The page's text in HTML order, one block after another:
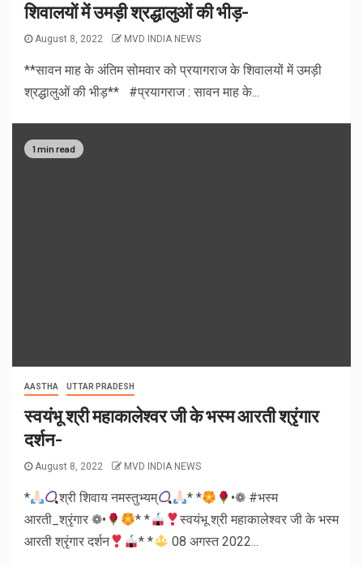
शिवालयों में उमड़ी श्रद्धालुओं की भीड़-
August 8, 2022 MVD INDIA NEWS
**सावन माह के अंतिम सोमवार को प्रयागराज के शिवालयों में उमड़ी
श्रद्धालुओं की भीड़** #प्रयागराज : सावन माह के...
1 min read
AASTHA UTTAR PRADESH
स्वयंभू श्री महाकालेश्वर जी के भस्म आरती श्रृंगार
दर्शन-
August 8, 2022 MVD INDIA NEWS
* श्री शिवाय नमस्तुभ्यम् * *
•❁ #भस्म
आरती_श्रृंगार ❁•
* *
स्वयंभू श्री महाकालेश्वर जी के भस्म
आरती श्रृंगार दर्शन
* * 08 अगस्त 2022...